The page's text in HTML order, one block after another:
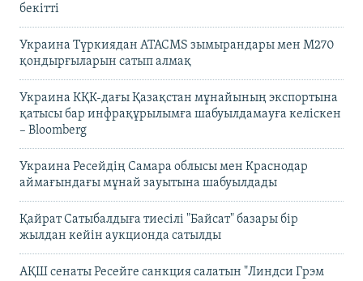
бекітті
Украина Түркиядан ATACMS зымырандары мен M270
қондырғыларын сатып алмақ
Украина КҚК-дағы Қазақстан мұнайының экспортына
қатысы бар инфрақұрылымға шабуылдамауға келіскен
– Bloomberg
Украина Ресейдің Самара облысы мен Краснодар
аймағындағы мұнай зауытына шабуылдады
Қайрат Сатыбалдыға тиесілі "Байсат" базары бір
жылдан кейін аукционда сатылды
АҚШ сенаты Ресейге санкция салатын "Линдси Грэм